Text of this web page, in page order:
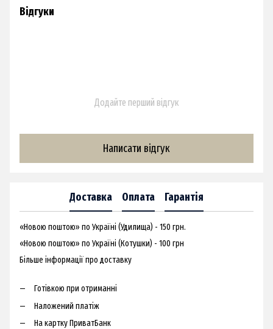
Відгуки
Додайте перший відгук
Написати відгук
Доставка Оплата Гарантія
«Новою поштою» по Україні (Удилища) - 150 грн.
«Новою поштою» по Україні (Котушки) - 100 грн
Більше інформації про доставку
Готівкою при отриманні
Наложений платіж
На картку ПриватБанк